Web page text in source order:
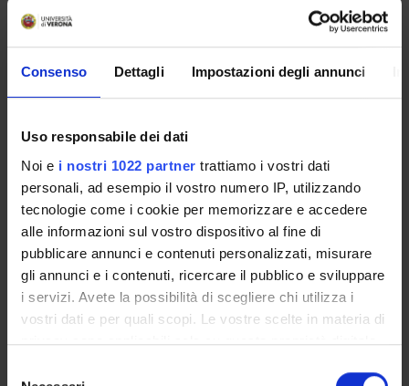
Consenso Dettagli Impostazioni degli annunci
Uso responsabile dei dati
Noi e i nostri 1022 partner trattiamo i vostri dati
personali, ad esempio il vostro numero IP, utilizzando
tecnologie come i cookie per memorizzare e accedere
alle informazioni sul vostro dispositivo al fine di
pubblicare annunci e contenuti personalizzati, misurare
gli annunci e i contenuti, ricercare il pubblico e sviluppare
i servizi. Avete la possibilità di scegliere chi utilizza i
vostri dati e per quali scopi. Le vostre scelte in materia di
privacy sono applicabili solo su questa proprietà digitale
Aldo Scarpa
Professore ordinario
Anatomia Patologica
AREE DI RICERCA
GRUPPI DI RICERCA